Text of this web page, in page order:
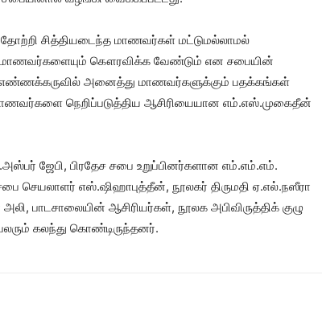
தோற்றி சித்தியடைந்த மாணவர்கள் மட்டுமல்லாமல்
மாணவர்களையும் கௌரவிக்க வேண்டும் என சபையின்
அனைத்து மாணவர்களுக்கும் பதக்கங்கள்
நெறிப்படுத்திய ஆசிரியையான எம்.எஸ்.முகைதீன்
ஜேபி, பிரதேச சபை உறுப்பினர்களான எம்.எம்.எம்.
செயலாளர் எஸ்.ஷிஹாபுத்தீன், நூலகர் திருமதி ஏ.எல்.நஸீரா
பாடசாலையின் ஆசிரியர்கள், நூலக அபிவிருத்திக் குழு
கலந்து கொண்டிருந்தனர்.